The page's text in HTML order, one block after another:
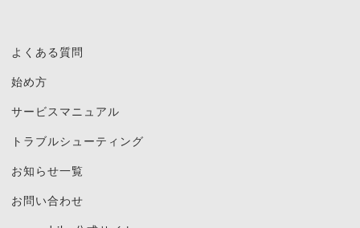
よくある質問
始め方
サービスマニュアル
トラブルシューティング
お知らせ一覧
お問い合わせ